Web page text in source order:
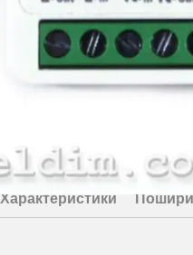
Характеристики